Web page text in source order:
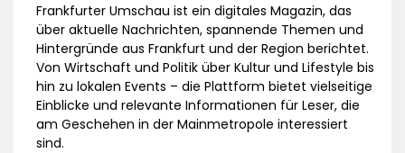
Frankfurter Umschau ist ein digitales Magazin, das
über aktuelle Nachrichten, spannende Themen und
Hintergründe aus Frankfurt und der Region berichtet.
Von Wirtschaft und Politik über Kultur und Lifestyle bis
hin zu lokalen Events – die Plattform bietet vielseitige
Einblicke und relevante Informationen für Leser, die
am Geschehen in der Mainmetropole interessiert
sind.